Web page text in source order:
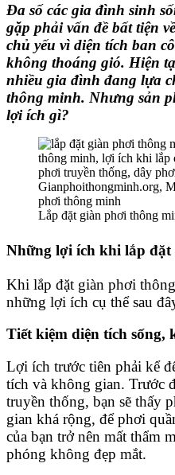
Đa số các gia đình sinh
gặp phải vấn đề bất tiện
chủ yếu vì diện tích ban
không thoáng gió. Hiện
nhiều gia đình đang lựa
thông minh. Nhưng sản
lợi ích gì?
Lắp đặt giàn phơi thông
Những lợi ích khi lắp
Khi lắp đặt giàn phơi
những lợi ích cụ thể sau
Tiết kiệm diện tích sống,
Lợi ích trước tiên phải kể
tích và không gian. Trước
truyền thống, bạn sẽ thấy
gian khá rộng, để phơi
của bạn trở nên mất thẩm
phóng không đẹp mắt.